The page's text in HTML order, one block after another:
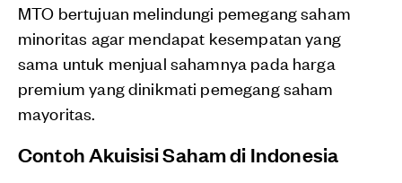
MTO bertujuan melindungi pemegang saham
minoritas agar mendapat kesempatan yang
sama untuk menjual sahamnya pada harga
premium yang dinikmati pemegang saham
mayoritas.
Contoh Akuisisi Saham di Indonesia